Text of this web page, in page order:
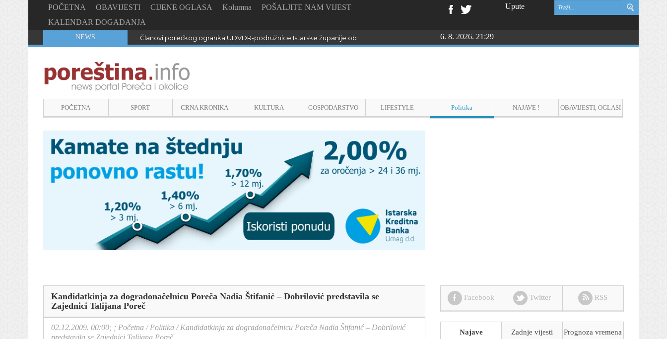
POČETNA OBAVIJESTI CIJENE OGLASA Kolumna
POŠALJITE NAM VIJEST
KALENDAR DOGAĐANJA
Upute
NEWS Članovi porečkog ogranka UDVDR-podružnice Istarske županije obilježili Dan pobjede i domovinske zahvalnosti i DAN HRVATSKIH BRANITELJA
6. 8. 2026. 21:29
POČETNA SPORT CRNA KRONIKA KULTURA GOSPODARSTVO LIFESTYLE Politika NAJAVE ! OBAVIJESTI, OGLASI
Kandidatkinja za dogradonačelnicu Poreča Nadia Štifanić – Dobrilović predstavila se
Zajednici Talijana Poreč
02.12.2009. 00:00; ; Početna /Politika /Kandidatkinja za dogradonačelnicu Poreča Nadia Štifanić – Dobrilović
predstavila se Zajednici Talijana Poreč
Facebook Twitter RSS
Najave Zadnje vijesti Prognoza vremena